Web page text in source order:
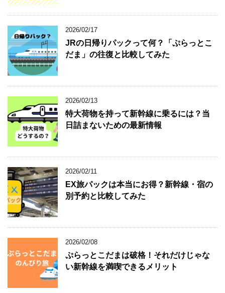
2026/02/17
JRの日帰りパックって何？「ぷらっとこ
だま」の往復と比較してみた
2026/02/13
特大荷物を持って新幹線に乗るには？当
日詰まないための最新情報
2026/02/11
EX旅パックは本当にお得？新幹線・宿の
別予約と比較してみた
2026/02/08
ぷらっとこだまは破格！それだけじゃな
い新幹線を満喫できるメリット